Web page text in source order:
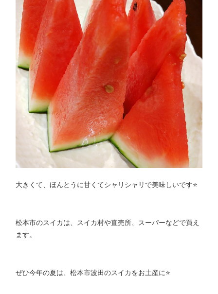
大きくて、ほんとうに甘くてシャリシャリで美味しいです⭐️
松本市のスイカは、スイカ村や直売所、スーパーなどで買え
ます。
ぜひ今年の夏は、松本市波田のスイカをお土産に⭐️